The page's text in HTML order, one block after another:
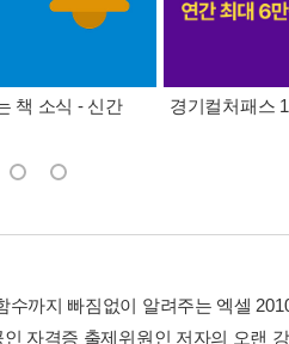
책 소식 - 신간
경기컬처패스
까지 빠짐없이 알려주는 엑셀
자격증 출제위원인 저자의 오랜